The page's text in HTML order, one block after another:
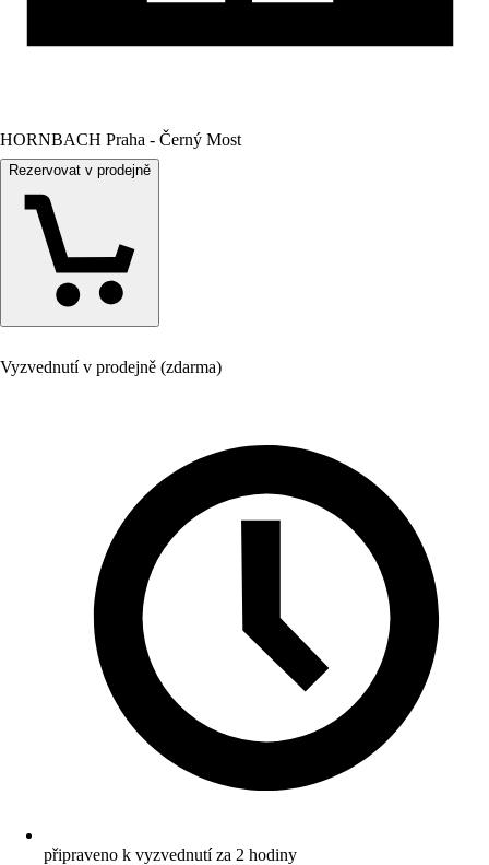
HORNBACH Praha - Černý Most
Rezervovat v prodejně
Vyzvednutí v prodejně (zdarma)
připraveno k vyzvednutí za 2 hodiny